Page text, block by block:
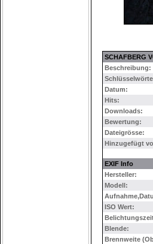
SCHAFBERG
Beschreibung:
Datum:
Hits:
Downloads:
Bewertung:
Dateigrösse:
Hinzugefügt
EXIF Info
Hersteller:
Modell:
ISO Wert:
Blende:
Brennweite